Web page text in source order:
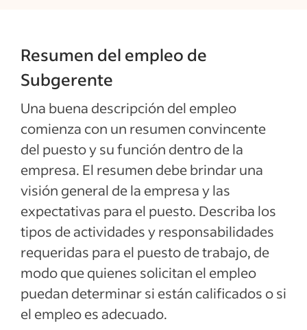
Resumen del empleo de
Subgerente
Una buena descripción del empleo
comienza con un resumen convincente
del puesto y su función dentro de la
empresa. El resumen debe brindar una
visión general de la empresa y las
expectativas para el puesto. Describa los
tipos de actividades y responsabilidades
requeridas para el puesto de trabajo, de
modo que quienes solicitan el empleo
puedan determinar si están calificados o si
el empleo es adecuado.